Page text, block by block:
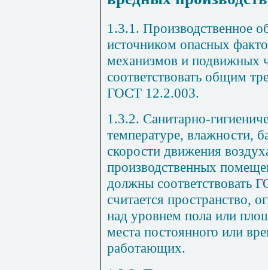
1.3.1. Производственное
источником опасных
механизмов и подвижных
соответствовать общим
ГОСТ 12.2.003.
1.3.2. Санитарно-
температуре, влажности,
скорости движения
производственных
должны соответствовать
считается пространство,
над уровнем пола или
места постоянного или
работающих.